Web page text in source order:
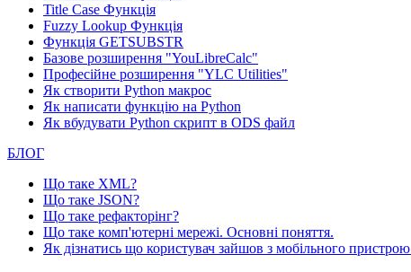
Title Case Функція
Fuzzy Lookup Функція
Функція GETSUBSTR
Базове розширення "YouLibreCalc"
Професійне розширення "YLC Utilities"
Як створити Python макрос
Як написати функцію на Python
Як вбудувати Python скрипт в ODS файл
БЛОГ
Що таке XML?
Що таке JSON?
Що таке рефакторінг?
Що таке комп'ютерні мережі. Основні поняття.
Як дізнатись що користувач зайшов з мобільного